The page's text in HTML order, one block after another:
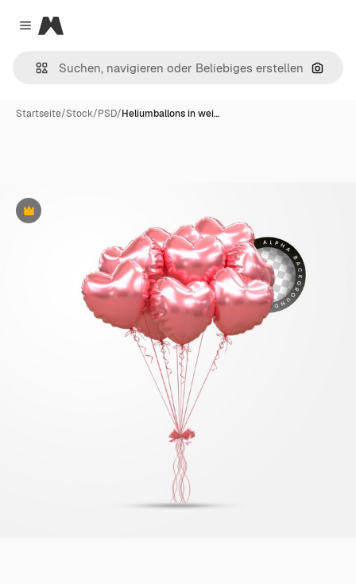
Close menu
Magnific
Nach
Startseite/Stock/PSD/Heliumballons in wei…
Premium